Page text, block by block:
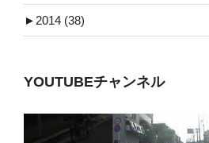
► 2014 (38)
YOUTUBEチャンネル